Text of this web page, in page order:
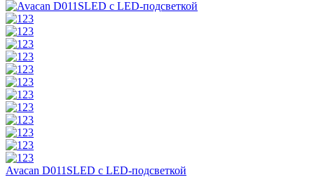
Avacan D011SLED с LED-подсветкой